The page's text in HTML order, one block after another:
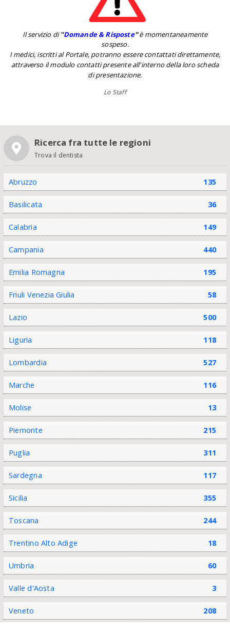
Il servizio di''Domande & Risposte''è momentaneamente
sospeso.
I medici, iscritti al Portale, potranno essere contattati direttamente,
attraverso il modulo contatti presente all'interno della loro scheda
di presentazione.
Lo Staff
Ricerca fra tutte le regioni
Trova il dentista
Abruzzo 135
Basilicata 36
Calabria 149
Campania 440
Emilia Romagna 195
Friuli Venezia Giulia 58
Lazio 500
Liguria 118
Lombardia 527
Marche 116
Molise 13
Piemonte 215
Puglia 311
Sardegna 117
Sicilia 355
Toscana 244
Trentino Alto Adige 18
Umbria 60
Valle d'Aosta 3
Veneto 208